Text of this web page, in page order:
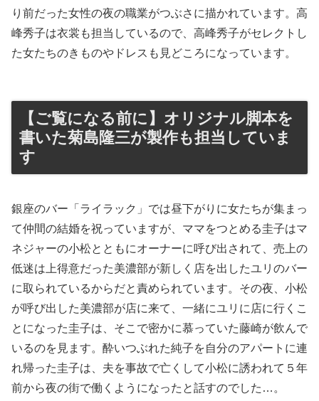
り前だった女性の夜の職業がつぶさに描かれています。高
峰秀子は衣裳も担当しているので、高峰秀子がセレクトし
た女たちのきものやドレスも見どころになっています。
【ご覧になる前に】オリジナル脚本を
書いた菊島隆三が製作も担当していま
す
銀座のバー「ライラック」では昼下がりに女たちが集まっ
て仲間の結婚を祝っていますが、ママをつとめる圭子はマ
ネジャーの小松とともにオーナーに呼び出されて、売上の
低迷は上得意だった美濃部が新しく店を出したユリのバー
に取られているからだと責められています。その夜、小松
が呼び出した美濃部が店に来て、一緒にユリに店に行くこ
とになった圭子は、そこで密かに慕っていた藤崎が飲んで
いるのを見ます。酔いつぶれた純子を自分のアパートに連
れ帰った圭子は、夫を事故で亡くして小松に誘われて５年
前から夜の街で働くようになったと話すのでした…。